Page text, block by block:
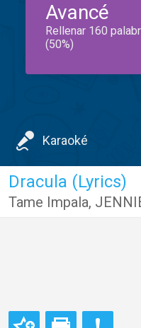
Avancé
Rellenar 160
(50%)
Karaoké
Dracula (Lyrics)
Tame Impala,